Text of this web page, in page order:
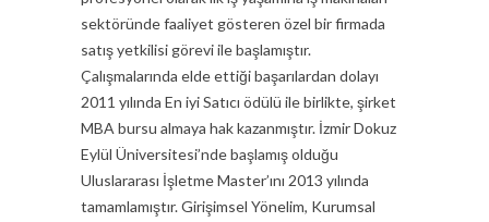
sektöründe faaliyet gösteren özel bir firmada
satış yetkilisi görevi ile başlamıştır.
Çalışmalarında elde ettiği başarılardan dolayı
2011 yılında En iyi Satıcı ödülü ile birlikte, şirket
MBA bursu almaya hak kazanmıştır. İzmir Dokuz
Eylül Üniversitesi’nde başlamış olduğu
Uluslararası İşletme Master’ını 2013 yılında
tamamlamıştır. Girişimsel Yönelim, Kurumsal